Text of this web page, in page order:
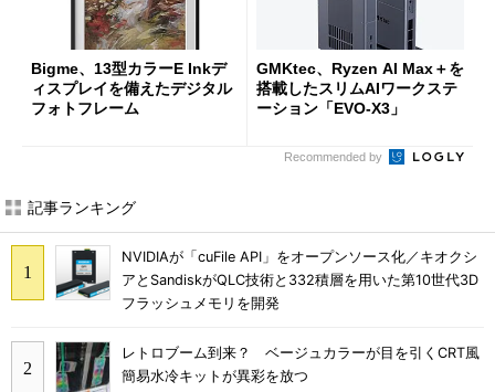
Bigme、13型カラーE Inkデ
ィスプレイを備えたデジタル
フォトフレーム
GMKtec、Ryzen AI Max＋を
搭載したスリムAIワークステ
ーション「EVO-X3」
Recommended by
記事ランキング
NVIDIAが「cuFile API」をオープンソース化／キオクシ
アとSandiskがQLC技術と332積層を用いた第10世代3D
フラッシュメモリを開発
レトロブーム到来？ ベージュカラーが目を引くCRT風
簡易水冷キットが異彩を放つ